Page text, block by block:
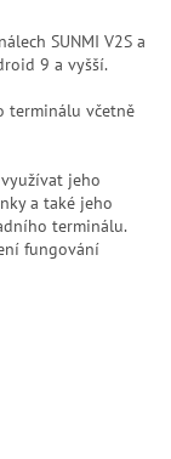
SUNMI V2S a
9 a vyšší.
terminálu včetně
jeho
a také jeho
terminálu.
fungování